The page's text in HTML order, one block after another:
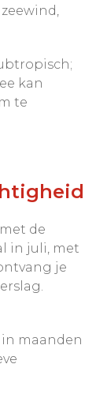
kan
te
de
in juli, met
je
maanden